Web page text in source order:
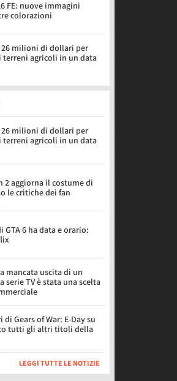
FE: nuove immagini
colorazioni
milioni di dollari per
agricoli in un data
milioni di dollari per
agricoli in un data
2 aggiorna il costume di
le critiche dei fan
6 ha data e orario:
mancata uscita di un
serie TV è stata una scelta
Gears of War: E-Day su
tutti gli altri titoli della
LEGGI TUTTE LE NOTIZIE